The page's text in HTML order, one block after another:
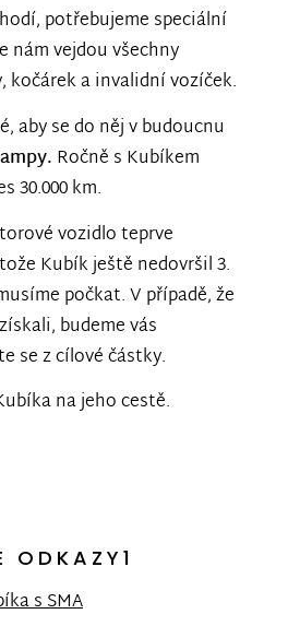
potřebujeme speciální
nám vejdou všechny
kočárek a invalidní vozíček.
aby se do něj v budoucnu
Ročně s Kubíkem
30.000 km.
vozidlo teprve
Kubík ještě nedovršil 3.
počkat. V případě, že
budeme vás
se z cílové částky.
na jeho cestě.
ODKAZY1
s SMA